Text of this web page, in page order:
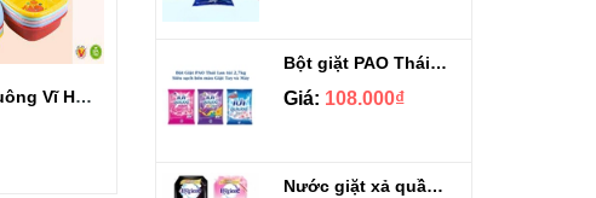
Thau nhựa Vuông Vĩ Hưng có bông 3T2 6692B
Bột giặt PAO Thái Lan túi 2.7kg
Giá: 108.000₫
Nước giặt xả quần áo Hygiene 1.8L